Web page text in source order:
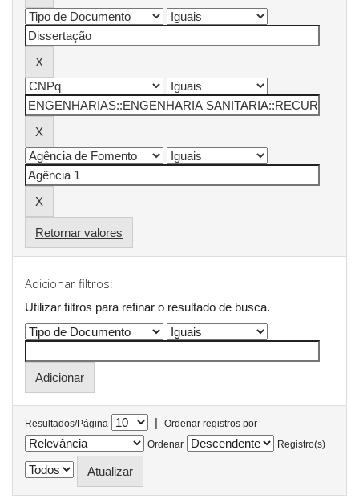
Retornar valores
Adicionar filtros:
Utilizar filtros para refinar o resultado de busca.
Resultados/Página |
Ordenar registros por
Ordenar
Registro(s)